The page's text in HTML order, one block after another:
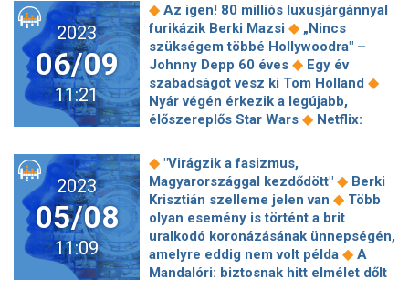
FILM-ZENE-SZÓRAKOZÁS
PLAYLIST
MI AZ A ROBOT PODCAST?
2023
06/09
11:21
◆ Az igen! 80 milliós luxusjárgánnyal
furikázik Berki Mazsi ◆ „Nincs
szükségem többé Hollywoodra" –
Johnny Depp 60 éves ◆ Egy év
szabadságot vesz ki Tom Holland ◆
Nyár végén érkezik a legújabb,
élőszereplős Star Wars ◆ Netflix:
Ford legrosszabb(?) filmjére
Andrea nem ír alá Ókovács
Szilveszternek az Operában
◆
Kicsaptak 20 filmsztárt Wes Anderson
sivatagába ◆
Jason Statham és
Megan Fox szenvedélyes viszonyával
jön a Feláldozhatók 4. ◆Megnyílt a
◆
2023
05/08
11:09
◆ "Virágzik a fasizmus,
Magyarországgal kezdődött" ◆ Berki
Krisztián szelleme jelen van ◆ Több
olyan esemény is történt a brit
uralkodó koronázásának ünnepségén,
amelyre eddig nem volt példa ◆ A
Mandalóri: biztosnak hitt elmélet dőlt